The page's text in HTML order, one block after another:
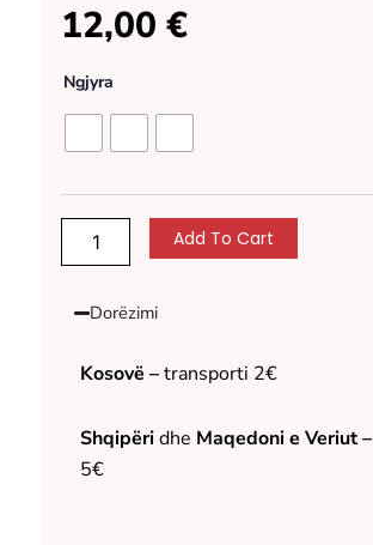
12,00 €
Ngjyra
Kapele
Mike
twill
BB
Add To Cart
Dorëzimi
Kosovë –transporti 2€
Shqipëridhe Maqedoni e Veriut –
5€